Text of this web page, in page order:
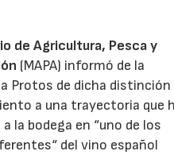
de Agricultura, Pesca y
(MAPA) informó de la
Protos de dicha distinción
a una trayectoria que
la bodega en “uno de los
del vino español